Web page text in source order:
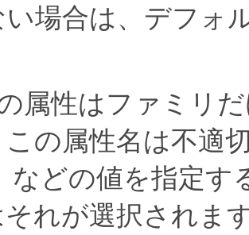
場合は、デフォ
属性はファミリ
の属性名は不適
などの値を指定す
れが選択されま